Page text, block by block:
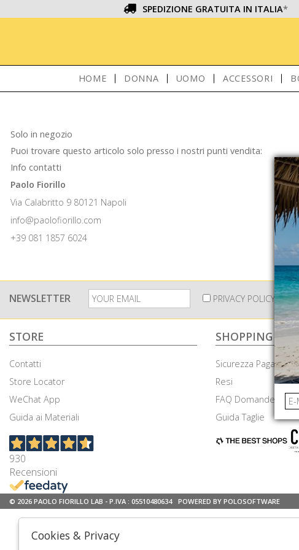
SPEDIZIONE GRATUITA IN ITALIA*
HOME DONNA UOMO ACCESSORI
Solo in negozio
Puoi trovare questo articolo solo presso i nostri punti vendita:
Info contatti
Paolo Fiorillo
Via Calabritto 9 80121 Napoli
info@paolofiorillo.com
+39 081 1857 6024
NEWSLETTER PRIVACY POLICY
STORE
Contatti
Store Locator
WeChat App
Guida ai Materiali
930
Recensioni
SHOPPING
Sicurezza Pagamenti
Resi
FAQ Domande
Guida Taglie
© 2026 PAOLO FIORILLO LAB - P.IVA : 05510480634 POWERED BY POLOSOFTWARE
Cookies & Privacy